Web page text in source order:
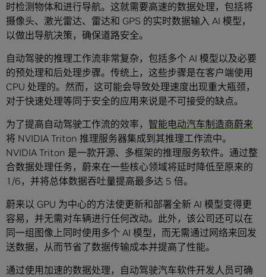
时检测物体和进行导航。这就需要高速的数据处理，包括将
摄像头、激光雷达、雷达和 GPS 的实时数据输入 AI 模型，
以做出导航决策，确保道路安全。
自动驾驶的推理工作流非常复杂，包括多个 AI 模型以及必要
的预处理和后处理步骤。传统上，这些步骤是在客户端使用
CPU 处理的。然而，这可能会导致处理速度出现重大瓶颈，
对于快速处理等同于安全的应用来说是不可接受的缺点。
为了提高自动驾驶工作流的效率， 智能电动汽车制造商蔚来
将 NVIDIA Triton 推理服务器集成到其推理工作流中。
NVIDIA Triton 是一款开源、多框架的推理服务软件。通过整
合数据处理任务，蔚来在一些核心领域将延时降低至原来的
1/6，并将总体数据吞吐量提高最多达 5 倍。
蔚来以 GPU 为中心的方法使更新和部署全新 AI 模型变得更
容易，并无需对车辆进行任何改动。此外，该公司还可以在
同一组图像上同时使用多个 AI 模型，而无需通过网络来回发
送数据，从而节省了数据传输成本并提高了性能。
通过使用加速的数据处理，自动驾驶汽车软件开发人员可确